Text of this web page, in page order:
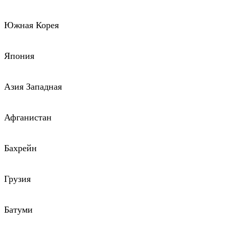
Южная Корея
Япония
Азия Западная
Афганистан
Бахрейн
Грузия
Батуми